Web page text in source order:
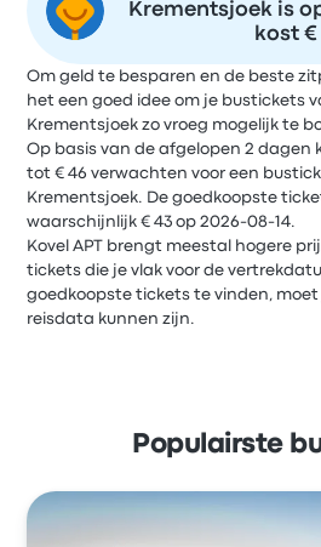
Krementsjoek is
kost €
Om geld te besparen en de beste
het een goed idee om je bustickets
Krementsjoek zo vroeg mogelijk te
Op basis van de afgelopen 2 dagen
tot € 46 verwachten voor een
Krementsjoek. De goedkoopste
waarschijnlijk € 43 op 2026-08-14.
Kovel APT brengt meestal hogere
tickets die je vlak voor de
goedkoopste tickets te vinden, moet
reisdata kunnen zijn.
Populairste